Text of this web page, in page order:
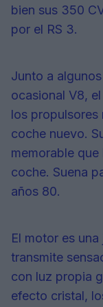
bien sus 350
por el RS 3.
Junto a
ocasional V8,
los propulsores
coche nuevo.
memorable
coche. Suena
años 80.
El motor es
transmite
con luz propia
efecto cristal,